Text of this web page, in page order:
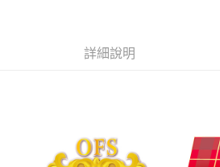
每筆NT$100，滿NT$1,000(含以上)免運費
詳細說明